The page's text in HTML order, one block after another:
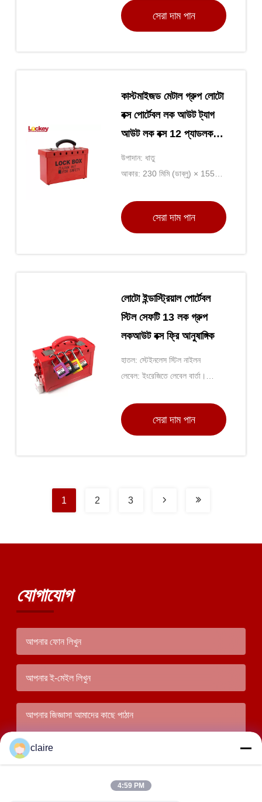
সেরা দাম পান
কাস্টমাইজড মেটাল গ্রুপ লোটো
বক্স পোর্টেবল লক আউট ট্যাগ
আউট লক বক্স 12 প্যাডলক
ক্যাপাসিটিউপাদান: ধাতু
আকার: 230 মিমি (ডাব্লু) × 155
সেরা দাম পান
লোটো ইন্ডাস্ট্রিয়াল পোর্টেবল
স্টিল সেফটি 13 লক গ্রুপ
লকআউট বক্স ফ্রি আনুষাঙ্গিক
হাতল: স্টেইনলেস স্টিল নাইলন
লেবেল: ইংরেজিতে লেবেল বার্তা।
সেরা দাম পান
1 2 3
যোগাযোগ
claire
4:59 PM